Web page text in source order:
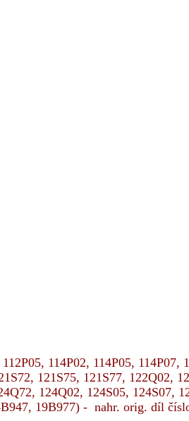
114P02, 114P05, 114P07,
121S75, 121S77, 122Q02,
124Q02, 124S05, 124S07,
19B977) - nahr. orig. díl